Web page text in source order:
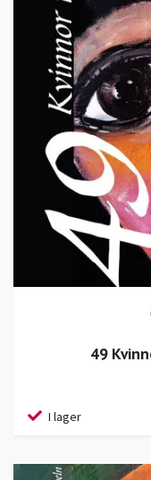
49
I lager